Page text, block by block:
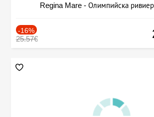
Regina Mare - Олимпийска
-16%
25.57€